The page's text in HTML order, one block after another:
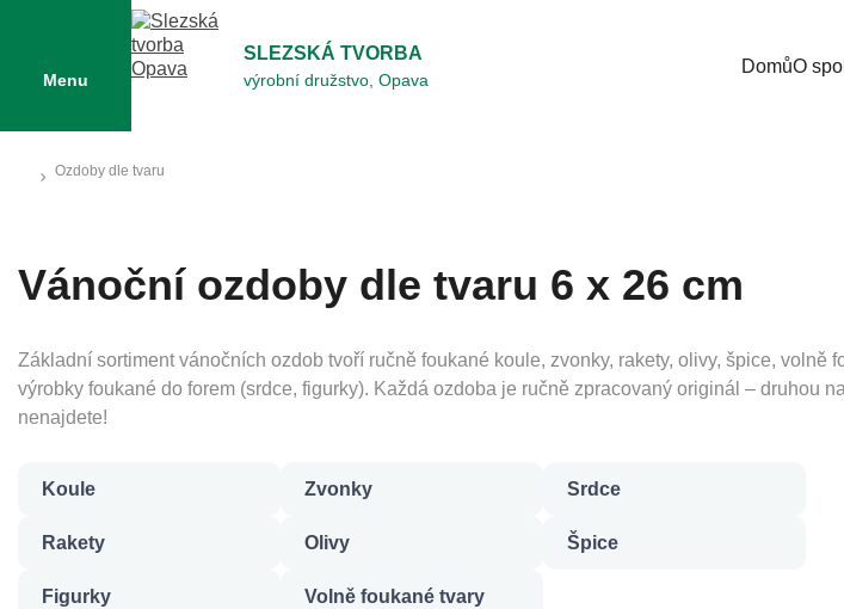
Menu
SLEZSKÁ TVORBA
výrobní družstvo, Opava
DomůO
Ozdoby dle tvaru
Vánoční ozdoby dle tvaru 6 x 26 cm
Základní sortiment vánočních ozdob tvoří ručně foukané koule, zvonky, rakety, olivy, špice, volně
výrobky foukané do forem (srdce, figurky). Každá ozdoba je ručně zpracovaný originál – druhou
nenajdete!
Koule Zvonky Srdce
Rakety Olivy Špice
Figurky Volně foukané tvary